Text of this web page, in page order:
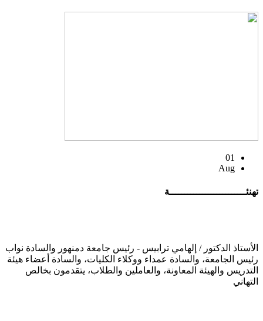
01
Aug
تهنئــــــــــــــــــــــــــة
الأستاذ الدكتور / إلهامي ترابيس - رئيس جامعة دمنهور والسادة نواب
رئيس الجامعة، والسادة عمداء ووكلاء الكليات، والسادة أعضاء هيئة
التدريس والهيئة المعاونة، والعاملين والطلاب، يتقدمون بخالص
التهاني